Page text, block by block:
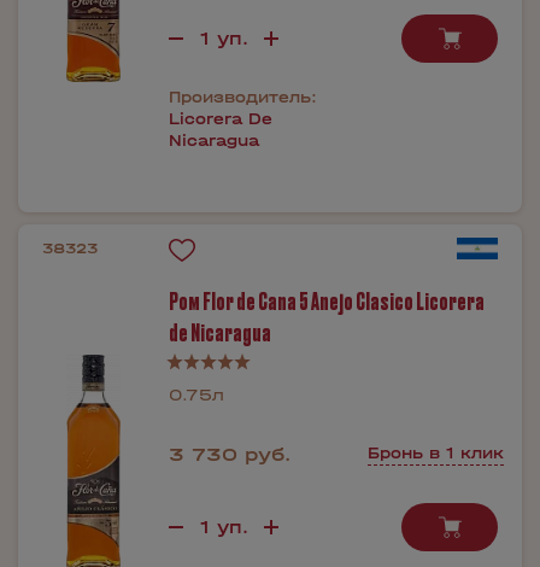
Производитель:
Licorera De
Nicaragua
38323
Ром Flor de Cana 5 Anejo Clasico Licorera
de Nicaragua
0.75л
3 730 руб. Бронь в 1 клик